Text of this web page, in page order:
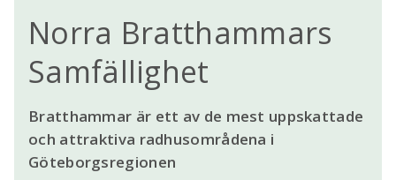
Norra Bratthammars
Samfällighet
Bratthammar är ett av de mest uppskattade
och attraktiva radhusområdena i
Göteborgsregionen